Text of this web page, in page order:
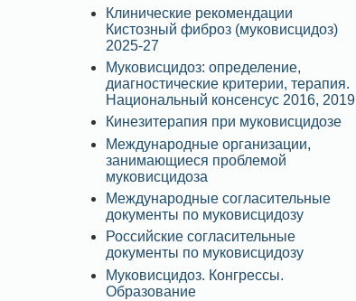
Клинические рекомендации
Кистозный фиброз (муковисцидоз)
2025-27
Муковисцидоз: определение,
диагностические критерии, терапия.
Национальный консенсус 2016, 2019
Кинезитерапия при муковисцидозе
Международные организации,
занимающиеся проблемой
муковисцидоза
Международные согласительные
документы по муковисцидозу
Российские согласительные
документы по муковисцидозу
Муковисцидоз. Конгрессы.
Образование